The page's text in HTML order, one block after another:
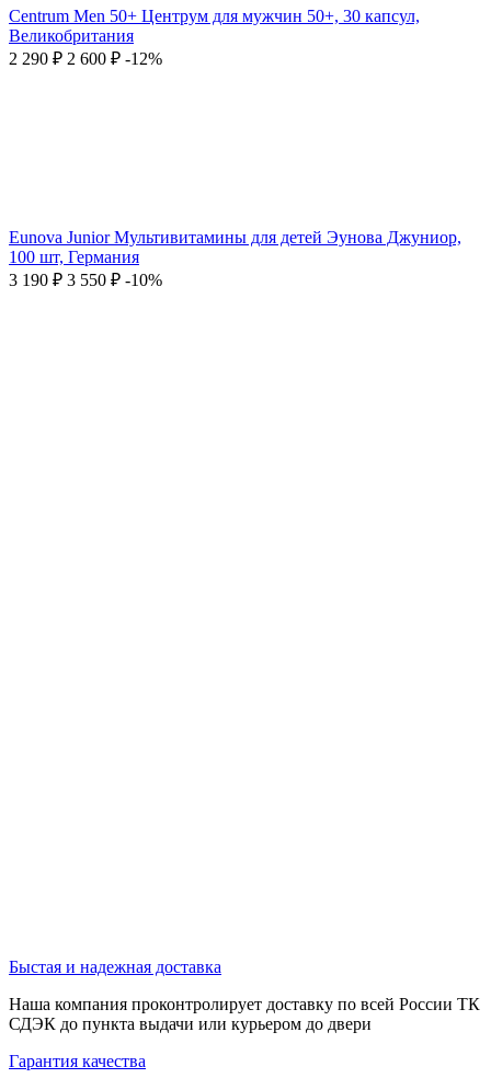
Centrum Men 50+ Центрум для мужчин 50+, 30 капсул,
Великобритания
2 290 ₽ 2 600 ₽ -12%
Eunova Junior Мультивитамины для детей Эунова Джуниор,
100 шт, Германия
3 190 ₽ 3 550 ₽ -10%
Быстая и надежная доставка
Наша компания проконтролирует доставку по всей России ТК
СДЭК до пункта выдачи или курьером до двери
Гарантия качества